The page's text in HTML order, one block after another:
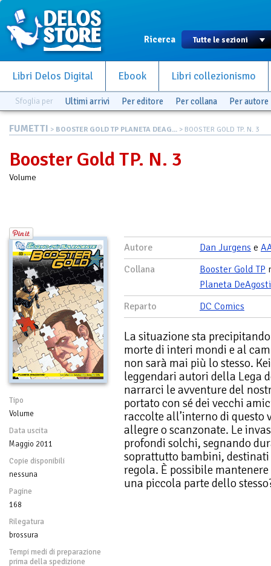
Ricerca
Libri Delos Digital Ebook Libri collezionismo
Sfoglia per Ultimi arrivi Per editore Per collana Per autore
FUMETTI > BOOSTER GOLD TP PLANETA DEAG... > BOOSTER GOLD TP. N. 3
Booster Gold TP. N. 3
Volume
Tipo
Volume
Data uscita
Maggio 2011
Copie disponibili
nessuna
Pagine
168
Rilegatura
brossura
Tempi medi di preparazione
prima della spedizione
Autore Dan Jurgens e
Collana
Booster Gold TP
Planeta
Reparto
DC Comics
La situazione sta
morte di interi mondi e al
non sarà mai più lo stesso.
leggendari autori della Lega
narrarci le avventure del
portato con sé dei vecchi
raccolte all’interno di
allegre o scanzonate. Le
profondi solchi, segnando
soprattutto bambini,
regola. È possibile
una piccola parte dello